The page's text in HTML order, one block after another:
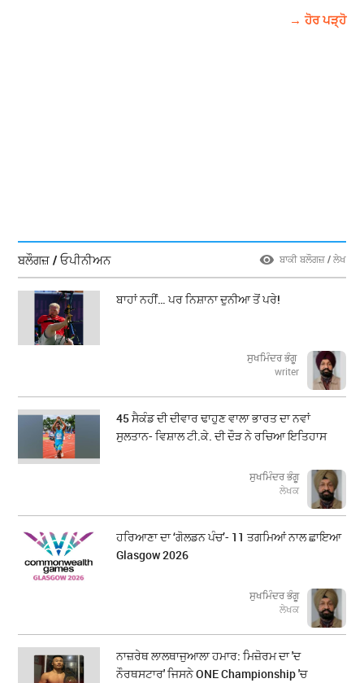
→ ਹੋਰ ਪੜ੍ਹੋ
ਬਲੌਗਜ਼ / ਓਪੀਨੀਅਨ ਬਾਕੀ ਬਲੌਗਜ਼ / ਲੇਖ
ਬਾਹਾਂ ਨਹੀਂ… ਪਰ ਨਿਸ਼ਾਨਾ ਦੁਨੀਆ ਤੋਂ ਪਰੇ!
ਸੁਖਮਿੰਦਰ ਭੰਗੂ
writer
45 ਸੈਕੰਡ ਦੀ ਦੀਵਾਰ ਢਾਹੁਣ ਵਾਲਾ ਭਾਰਤ ਦਾ ਨਵਾਂ
ਸੁਲਤਾਨ- ਵਿਸ਼ਾਲ ਟੀ.ਕੇ. ਦੀ ਦੌੜ ਨੇ ਰਚਿਆ ਇਤਿਹਾਸ
ਸੁਖਮਿੰਦਰ ਭੰਗੂ
ਲੇਖਕ
ਹਰਿਆਣਾ ਦਾ ‘ਗੋਲਡਨ ਪੰਚ’- 11 ਤਗਮਿਆਂ ਨਾਲ ਛਾਇਆ
Glasgow 2026
ਸੁਖਮਿੰਦਰ ਭੰਗੂ
ਲੇਖਕ
ਨਾਜ਼ਰੇਥ ਲਾਲਥਾਜੁਆਲਾ ਹਮਾਰ: ਮਿਜ਼ੋਰਮ ਦਾ 'ਦ
ਨੌਰਥਸਟਾਰ' ਜਿਸਨੇ ONE Championship 'ਚ